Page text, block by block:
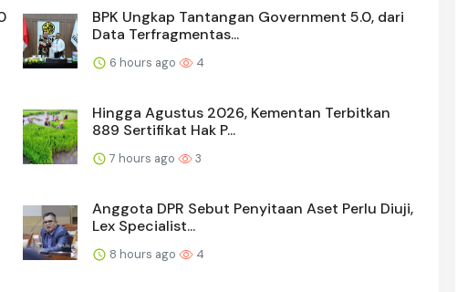
BPK Ungkap Tantangan Government 5.0, dari
Data Terfragmentas...
6 hours ago 4
Hingga Agustus 2026, Kementan Terbitkan
889 Sertifikat Hak P...
7 hours ago 3
Anggota DPR Sebut Penyitaan Aset Perlu Diuji,
Lex Specialist...
8 hours ago 4